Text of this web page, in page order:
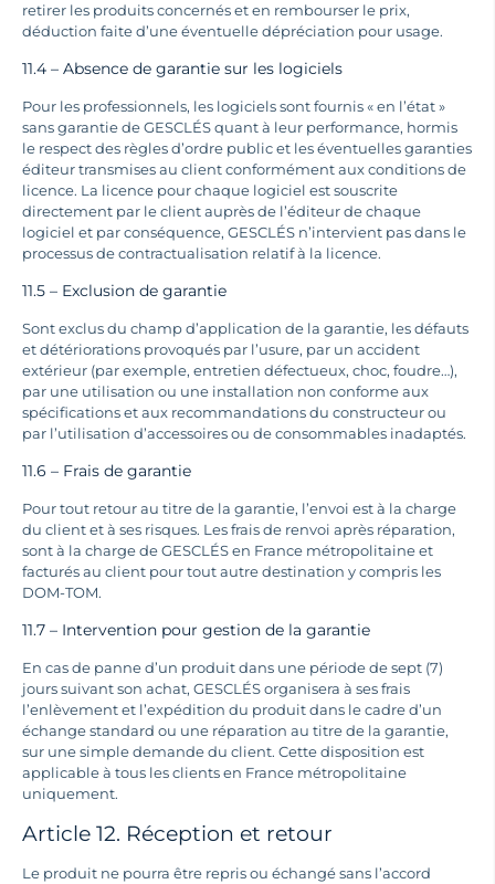
retirer les produits concernés et en rembourser le prix,
déduction faite d’une éventuelle dépréciation pour usage.
11.4 – Absence de garantie sur les logiciels
Pour les professionnels, les logiciels sont fournis « en l’état »
sans garantie de GESCLÉS quant à leur performance, hormis
le respect des règles d’ordre public et les éventuelles garanties
éditeur transmises au client conformément aux conditions de
licence. La licence pour chaque logiciel est souscrite
directement par le client auprès de l’éditeur de chaque
logiciel et par conséquence, GESCLÉS n’intervient pas dans le
processus de contractualisation relatif à la licence.
11.5 – Exclusion de garantie
Sont exclus du champ d’application de la garantie, les défauts
et détériorations provoqués par l’usure, par un accident
extérieur (par exemple, entretien défectueux, choc, foudre…),
par une utilisation ou une installation non conforme aux
spécifications et aux recommandations du constructeur ou
par l’utilisation d’accessoires ou de consommables inadaptés.
11.6 – Frais de garantie
Pour tout retour au titre de la garantie, l’envoi est à la charge
du client et à ses risques. Les frais de renvoi après réparation,
sont à la charge de GESCLÉS en France métropolitaine et
facturés au client pour tout autre destination y compris les
DOM-TOM.
11.7 – Intervention pour gestion de la garantie
En cas de panne d’un produit dans une période de sept (7)
jours suivant son achat, GESCLÉS organisera à ses frais
l’enlèvement et l’expédition du produit dans le cadre d’un
échange standard ou une réparation au titre de la garantie,
sur une simple demande du client. Cette disposition est
applicable à tous les clients en France métropolitaine
uniquement.
Article 12. Réception et retour
Le produit ne pourra être repris ou échangé sans l’accord